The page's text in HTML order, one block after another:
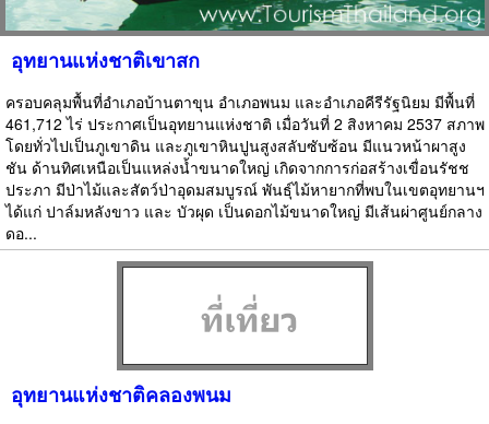
อุทยานแห่งชาติเขาสก
ครอบคลุมพื้นที่อำเภอบ้านตาขุน อำเภอพนม และอำเภอคีรีรัฐนิยม มีพื้นที่
461,712 ไร่ ประกาศเป็นอุทยานแห่งชาติ เมื่อวันที่ 2 สิงหาคม 2537 สภาพ
โดยทั่วไปเป็นภูเขาดิน และภูเขาหินปูนสูงสลับซับซ้อน มีแนวหน้าผาสูง
ชัน ด้านทิศเหนือเป็นแหล่งน้ำขนาดใหญ่ เกิดจากการก่อสร้างเขื่อนรัชช
ประภา มีป่าไม้และสัตว์ป่าอุดมสมบูรณ์ พันธุ์ไม้หายากที่พบในเขตอุทยานฯ
ได้แก่ ปาล์มหลังขาว และ บัวผุด เป็นดอกไม้ขนาดใหญ่ มีเส้นผ่าศูนย์กลาง
ดอ...
อุทยานแห่งชาติคลองพนม